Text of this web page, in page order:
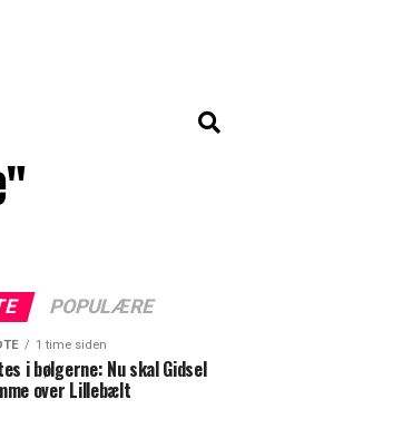
POPULÆRE
1 time siden
i bølgerne: Nu skal Gidsel
over Lillebælt